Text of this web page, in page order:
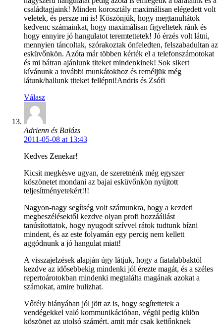
családtagjaink! Minden korosztály maximálisan elégedett volt
veletek, és persze mi is! Köszönjük, hogy megtanultátok
kedvenc számainkat, hogy maximálisan figyeltetek ránk és
hogy ennyire jó hangulatot teremtettetek! Jó érzés volt látni,
mennyien táncoltak, szórakoztak önfeledten, felszabadultan az
esküvőnkön. Azóta már többen kérték el a telefonszámotokat
és mi bátran ajánlunk titeket mindenkinek! Sok sikert
kívánunk a további munkátokhoz és reméljük még
látunk/hallunk titeket fellépni!Andris és Zsófi
Válasz
Adrienn és Balázs
2011-05-08 at 13:43
Kedves Zenekar!
Kicsit megkésve ugyan, de szeretnénk még egyszer
köszönetet mondani az bajai esküvőnkön nyújtott
teljesítményetekért!!!
Nagyon-nagy segítség volt számunkra, hogy a kezdeti
megbeszélésektől kezdve olyan profi hozzáállást
tanúsítottatok, hogy nyugodt szívvel rátok tudtunk bízni
mindent, és az este folyamán egy percig nem kellett
aggódnunk a jó hangulat miatt!
A visszajelzések alapján úgy látjuk, hogy a fiatalabbaktól
kezdve az idősebbekig mindenki jól érezte magát, és a széles
repertoárotokban mindenki megtalálta magának azokat a
számokat, amire bulizhat.
Vőfély hiányában jól jött az is, hogy segítettetek a
vendégekkel való kommunikációban, végül pedig külön
köszönet az utolsó számért, amit már csak kettőnknek